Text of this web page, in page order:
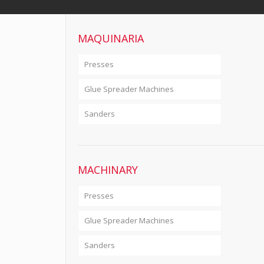
MAQUINARIA
Presses
Glue Spreader Machines
Sanders
MACHINARY
Presses
Glue Spreader Machines
Sanders